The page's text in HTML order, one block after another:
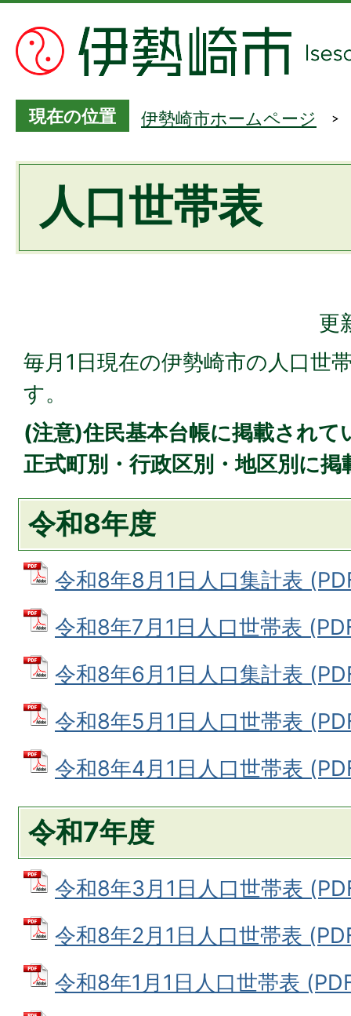
現在の位置 伊勢崎市ホームページ
人口世帯表
更
毎月1日現在の伊勢崎市の人口世
す。
(注意)住民基本台帳に掲載されて
正式町別・行政区別・地区別に
令和8年度
令和8年8月1日人口集計表
令和8年7月1日人口世帯表
令和8年6月1日人口集計表
令和8年5月1日人口世帯表
令和8年4月1日人口世帯表
令和7年度
令和8年3月1日人口世帯表
令和8年2月1日人口世帯表
令和8年1月1日人口世帯表